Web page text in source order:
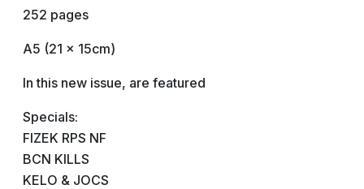
252 pages
A5 (21 x 15cm)
In this new issue, are featured
Specials:
FIZEK RPS NF
BCN KILLS
KELO & JOCS